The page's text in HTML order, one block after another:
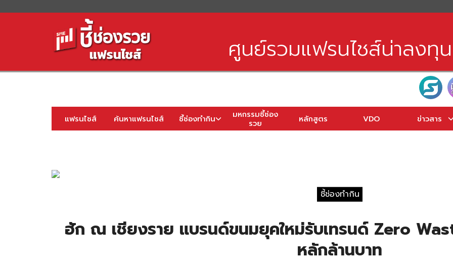
ศูนย์รวมแฟรนไชส์น่าลงทุน
แฟรนไชส์ ค้นหาแฟรนไชส์ ชี้ช่องทำกิน
มหกรรมชี้ช่อง
รวย
หลักสูตร VDO ข่าวสาร
ชี้ช่องทำกิน
ฮัก ณ เชียงราย แบรนด์ขนมยุคใหม่รับเทรนด์ Zero
หลักล้านบาท